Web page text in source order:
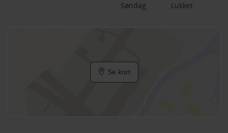
Søndag
Lukket
Se kort